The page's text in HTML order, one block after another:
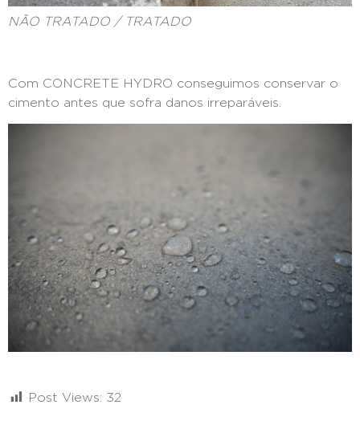
NÃO TRATADO / TRATADO
Com CONCRETE HYDRO conseguimos conservar o
cimento antes que sofra danos irreparáveis.
Post Views: 32